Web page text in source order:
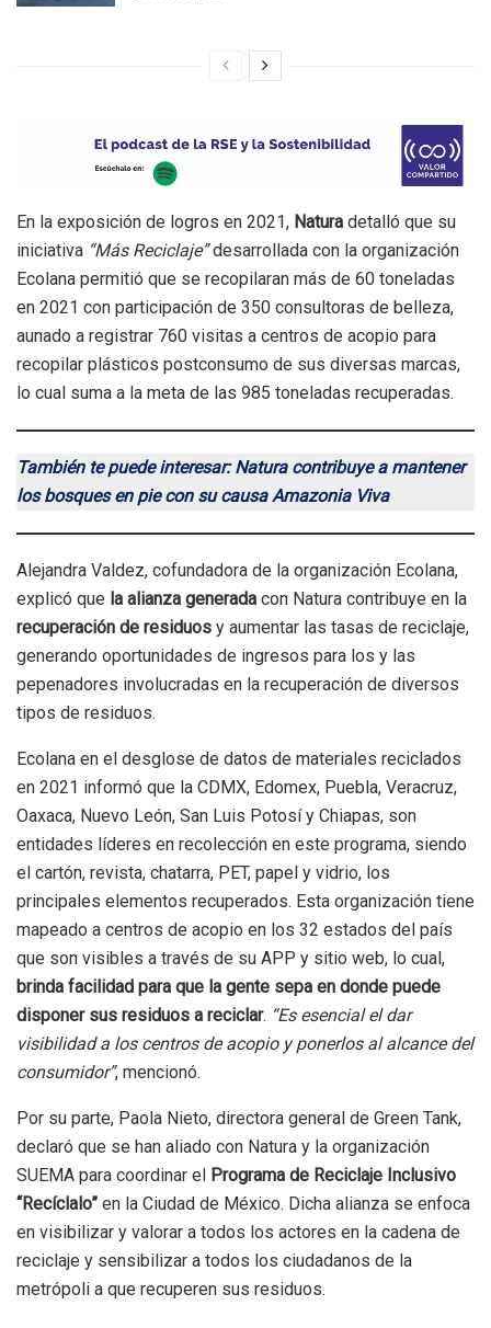
En la exposición de logros en 2021, Natura detalló que su
iniciativa “Más Reciclaje”desarrollada con la organización
Ecolana permitió que se recopilaran más de 60 toneladas
en 2021 con participación de 350 consultoras de belleza,
aunado a registrar 760 visitas a centros de acopio para
recopilar plásticos postconsumo de sus diversas marcas,
lo cual suma a la meta de las 985 toneladas recuperadas.
También te puede interesar: Natura contribuye a mantener
los bosques en pie con su causa Amazonia Viva
Alejandra Valdez, cofundadora de la organización Ecolana,
explicó que la alianza generada con Natura contribuye en la
recuperación de residuos y aumentar las tasas de reciclaje,
generando oportunidades de ingresos para los y las
pepenadores involucradas en la recuperación de diversos
tipos de residuos.
Ecolana en el desglose de datos de materiales reciclados
en 2021 informó que la CDMX, Edomex, Puebla, Veracruz,
Oaxaca, Nuevo León, San Luis Potosí y Chiapas, son
entidades líderes en recolección en este programa, siendo
el cartón, revista, chatarra, PET, papel y vidrio, los
principales elementos recuperados. Esta organización tiene
mapeado a centros de acopio en los 32 estados del país
que son visibles a través de su APP y sitio web, lo cual,
brinda facilidad para que la gente sepa en donde puede
disponer sus residuos a reciclar. “Es esencial el dar
visibilidad a los centros de acopio y ponerlos al alcance del
consumidor”, mencionó.
Por su parte, Paola Nieto, directora general de Green Tank,
declaró que se han aliado con Natura y la organización
SUEMA para coordinar el Programa de Reciclaje Inclusivo
“Recíclalo” en la Ciudad de México. Dicha alianza se enfoca
en visibilizar y valorar a todos los actores en la cadena de
reciclaje y sensibilizar a todos los ciudadanos de la
metrópoli a que recuperen sus residuos.